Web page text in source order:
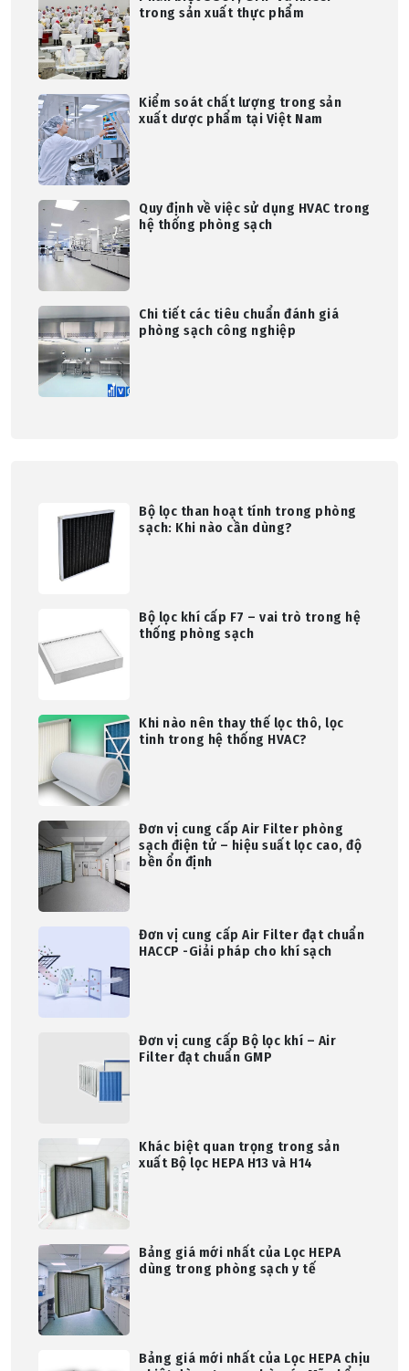
trong sản xuất thực phẩm
Kiểm soát chất lượng trong sản
xuất dược phẩm tại Việt Nam
Quy định về việc sử dụng HVAC trong
hệ thống phòng sạch
Chi tiết các tiêu chuẩn đánh giá
phòng sạch công nghiệp
Bộ lọc than hoạt tính trong phòng
sạch: Khi nào cần dùng?
Bộ lọc khí cấp F7 – vai trò trong hệ
thống phòng sạch
Khi nào nên thay thế lọc thô, lọc
tinh trong hệ thống HVAC?
Đơn vị cung cấp Air Filter phòng
sạch điện tử – hiệu suất lọc cao, độ
bền ổn định
Đơn vị cung cấp Air Filter đạt chuẩn
HACCP -Giải pháp cho khí sạch
Đơn vị cung cấp Bộ lọc khí – Air
Filter đạt chuẩn GMP
Khác biệt quan trọng trong sản
xuất Bộ lọc HEPA H13 và H14
Bảng giá mới nhất của Lọc HEPA
dùng trong phòng sạch y tế
Bảng giá mới nhất của Lọc HEPA chịu